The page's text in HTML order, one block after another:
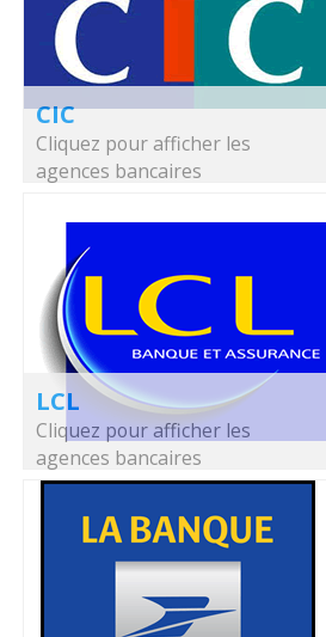
CIC
Cliquez pour afficher les
agences bancaires
LCL
Cliquez pour afficher les
agences bancaires